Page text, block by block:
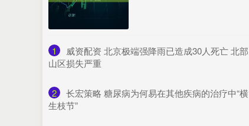
1
​威资配资 北京极端强降雨已造成30人死亡 北部
山区损失严重
2
​长宏策略 糖尿病为何易在其他疾病的治疗中“横
生枝节”